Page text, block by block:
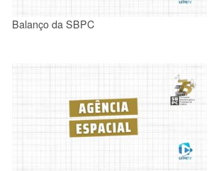
Balanço da SBPC